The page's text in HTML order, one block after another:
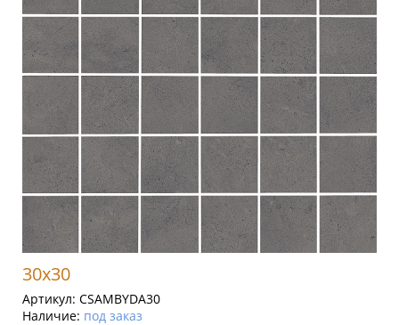
30x30
Артикул: CSAMBYDA30
Наличие: под заказ